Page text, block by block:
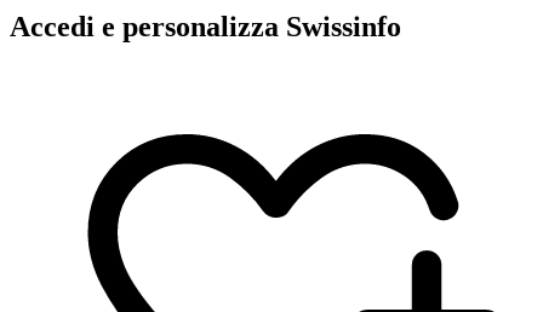
Accedi e personalizza Swissinfo